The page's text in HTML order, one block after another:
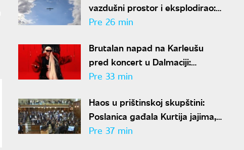
vazdušni prostor i eksplodirao:
Pao blizu gasovoda, hitno se
Pre 26 min
Brutalan napad na Karleušu
pred koncert u Dalmaciji:
Gradonačelnik to smatra
Pre 33 min
Haos u prištinskoj skupštini:
Poslanica gađala Kurtija jajima,
sednica ponovo prekinuta
Pre 37 min